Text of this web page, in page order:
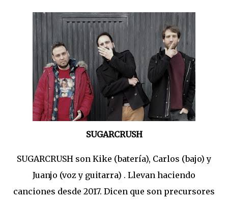
SUGARCRUSH
SUGARCRUSH son Kike (batería), Carlos (bajo) y
Juanjo (voz y guitarra) . Llevan haciendo
canciones desde 2017. Dicen que son precursores